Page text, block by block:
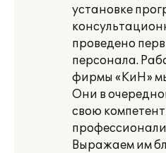
установке
проведено
персонала.
фирмы «КиН»
Они в
свою
Выражаем им